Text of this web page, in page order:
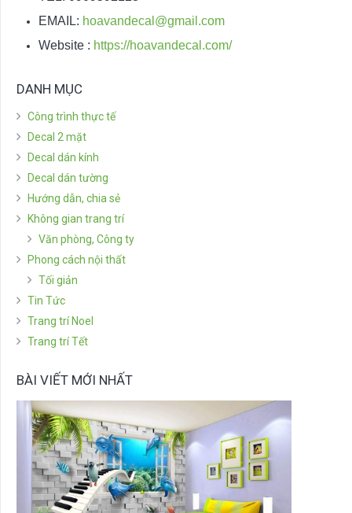
EMAIL: hoavandecal@gmail.com
Website : https://hoavandecal.com/
DANH MỤC
Công trình thực tế
Decal 2 mặt
Decal dán kính
Decal dán tường
Hướng dẫn, chia sẻ
Không gian trang trí
Văn phòng, Công ty
Phong cách nội thất
Tối giản
Tin Tức
Trang trí Noel
Trang trí Tết
BÀI VIẾT MỚI NHẤT